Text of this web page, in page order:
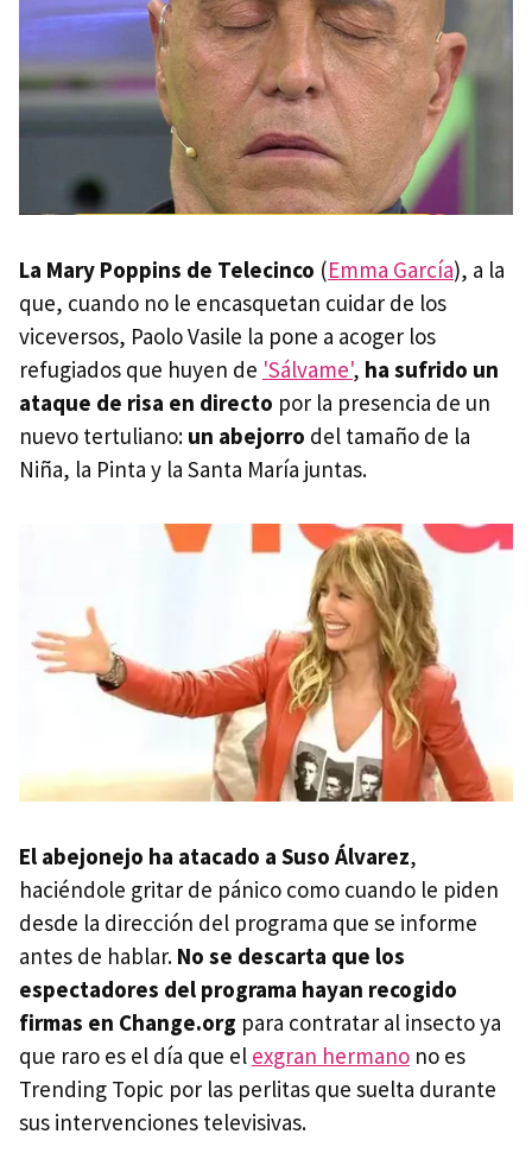
La Mary Poppins de Telecinco (Emma García), a la
que, cuando no le encasquetan cuidar de los
viceversos, Paolo Vasile la pone a acoger los
refugiados que huyen de 'Sálvame', ha sufrido un
ataque de risa en directo por la presencia de un
nuevo tertuliano: un abejorro del tamaño de la
Niña, la Pinta y la Santa María juntas.
El abejonejo ha atacado a Suso Álvarez,
haciéndole gritar de pánico como cuando le piden
desde la dirección del programa que se informe
antes de hablar. No se descarta que los
espectadores del programa hayan recogido
firmas en Change.org para contratar al insecto ya
que raro es el día que el exgran hermano no es
Trending Topic por las perlitas que suelta durante
sus intervenciones televisivas.